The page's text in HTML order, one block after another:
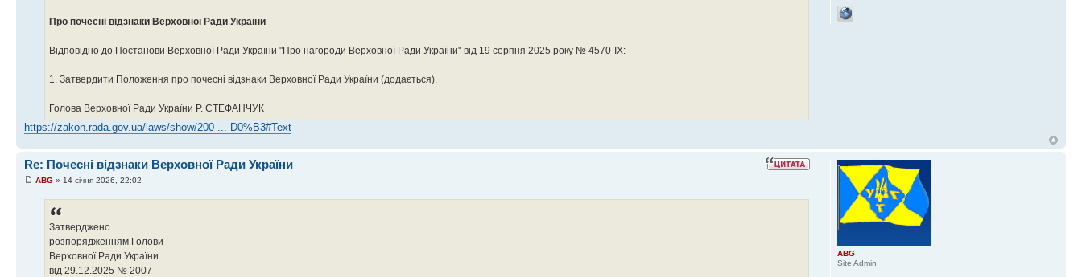
Про почесні відзнаки Верховної Ради України
Відповідно до Постанови Верховної Ради України "Про нагороди Верховної Ради України" від 19 серпня 2025 року № 4570-IX:
1. Затвердити Положення про почесні відзнаки Верховної Ради України (додається).
Голова Верховної Ради України Р. СТЕФАНЧУК
https://zakon.rada.gov.ua/laws/show/200 ... D0%B3#Text
Re: Почесні відзнаки Верховної Ради України
ABG » 14 січня 2026, 22:02
Затверджено
розпорядженням Голови
Верховної Ради України
від 29.12.2025 № 2007
ABG
Site Admin